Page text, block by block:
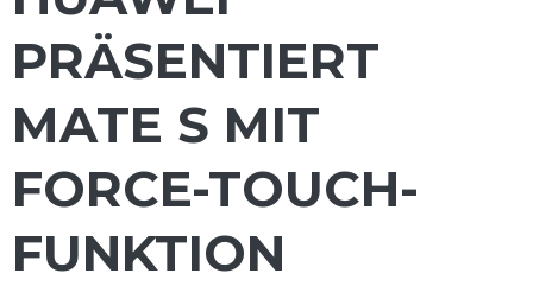
PRÄSENTIERT
MATE S MIT
FORCE-TOUCH-
FUNKTION